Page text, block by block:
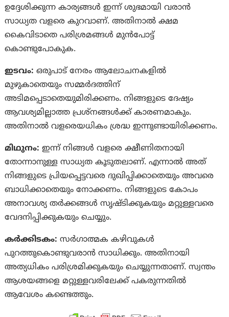
ഉദ്ദേശിക്കുന്ന കാര്യങ്ങൾ ഇന്ന് ശുഭമായി വരാൻ
സാധ്യത വളരെ കുറവാണ്. അതിനാൽ ക്ഷമ
കൈവിടാതെ പരിശ്രമങ്ങൾ മുൻപോട്ട്
കൊണ്ടുപോകുക.
ഇടവം: ഒരുപാട്‌ നേരം ആലോചനകളിൽ
മുഴുകാതെയും സമ്മർദത്തിന്
അടിമപ്പെടാതെയുമിരിക്കണം. നിങ്ങളുടെ ദേഷ്യം
ആവശ്യമില്ലാത്ത പ്രശ്‌നങ്ങൾക്ക് കാരണമാകും.
അതിനാൽ വളരെയധികം ശ്രദ്ധ ഇന്നുണ്ടായിരിക്കണം.
മിഥുനം: ഇന്ന് നിങ്ങൾ വളരെ ക്ഷീണിതനായി
തോന്നാനുള്ള സാധ്യത കൂടുതലാണ്. എന്നാൽ അത്‌
നിങ്ങളുടെ പ്രിയപ്പെട്ടവരെ ദുഖിപ്പിക്കാതെയും അവരെ
ബാധിക്കാതെയും നോക്കണം. നിങ്ങളുടെ കോപം
അനാവശ്യ തർക്കങ്ങൾ സൃഷ്‌ടിക്കുകയും മറ്റുള്ളവരെ
വേദനിപ്പിക്കുകയും ചെയ്യും.
കര്‍ക്കിടകം: സർഗാത്മക കഴിവുകൾ
പുറത്തുകൊണ്ടുവരാൻ സാധിക്കും. അതിനായി
അത്യധികം പരിശ്രമിക്കുകയും ചെയ്യുന്നതാണ്. സ്വന്തം
ആശയങ്ങളെ മറ്റുള്ളവരിലേക്ക് പകരുന്നതിൽ
ആവേശം കണ്ടെത്തും.